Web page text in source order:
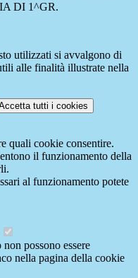
DI 1^GR.
utilizzati si avvalgono di
alle finalità illustrate nella
tutti i cookies
quali cookie consentire.
il funzionamento della
al funzionamento potete
possono essere
nella pagina della cookie